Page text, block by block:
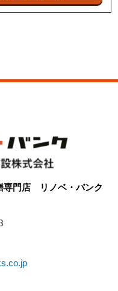
専門店 リノベ・バンク